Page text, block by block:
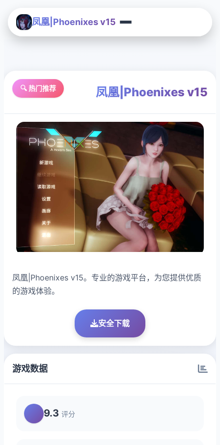
凤凰|Phoenixes v15
🔍 热门推荐 凤凰|Phoenixes v15
凤凰|Phoenixes v15。专业的游戏平台，为您提供优质
的游戏体验。
安全下载
游戏数据
9.3 评分